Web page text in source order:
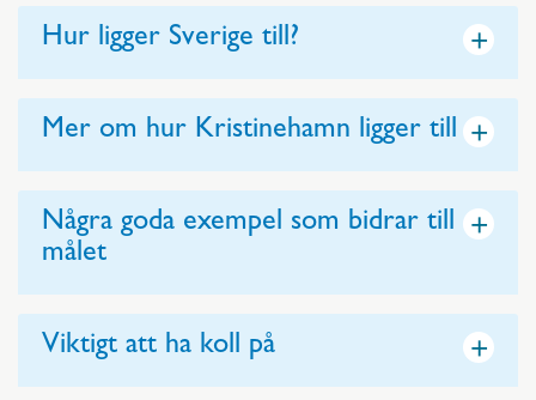
Hur ligger Sverige till? +
Mer om hur Kristinehamn ligger till +
Några goda exempel som bidrar till
målet
+
Viktigt att ha koll på +